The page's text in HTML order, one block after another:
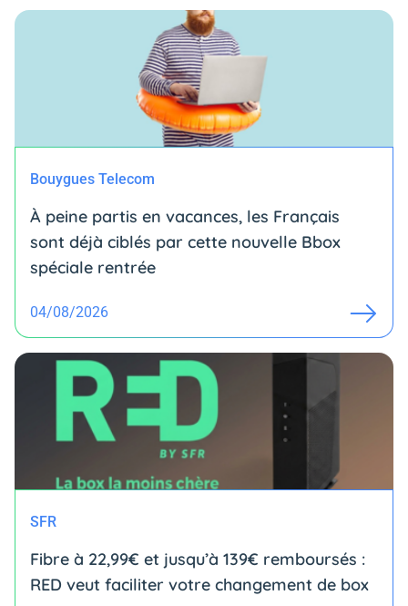
Bouygues Telecom
À peine partis en vacances, les Français
sont déjà ciblés par cette nouvelle Bbox
spéciale rentrée
04/08/2026
SFR
Fibre à 22,99€ et jusqu’à 139€ remboursés :
RED veut faciliter votre changement de box